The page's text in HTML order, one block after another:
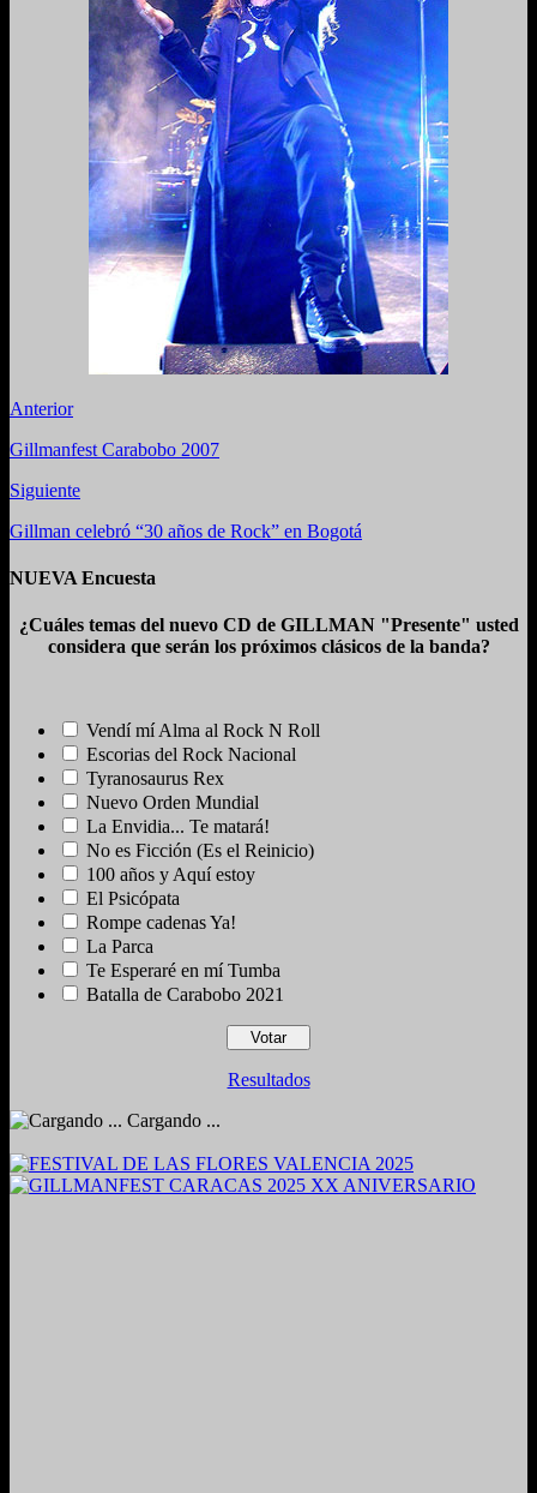
Anterior
Gillmanfest Carabobo 2007
Siguiente
Gillman celebró “30 años de Rock” en Bogotá
NUEVA Encuesta
¿Cuáles temas del nuevo CD de GILLMAN "Presente" usted
considera que serán los próximos clásicos de la banda?
Vendí mí Alma al Rock N Roll
Escorias del Rock Nacional
Tyranosaurus Rex
Nuevo Orden Mundial
La Envidia... Te matará!
No es Ficción (Es el Reinicio)
100 años y Aquí estoy
El Psicópata
Rompe cadenas Ya!
La Parca
Te Esperaré en mí Tumba
Batalla de Carabobo 2021
Resultados
Cargando ...